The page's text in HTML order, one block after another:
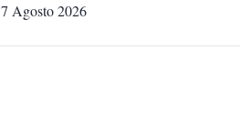
7 Agosto 2026